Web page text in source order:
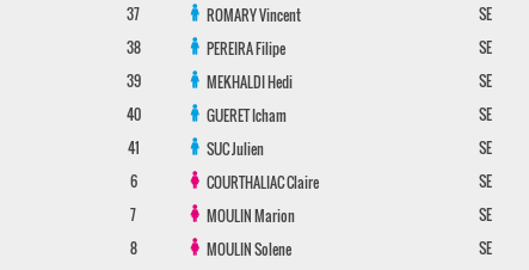
37
ROMARYVincent SE
38
PEREIRAFilipe SE
39
MEKHALDIHedi SE
40
GUERETIcham SE
41
SUCJulien SE
6
COURTHALIACClaire SE
7
MOULINMarion SE
8
MOULINSolene SE